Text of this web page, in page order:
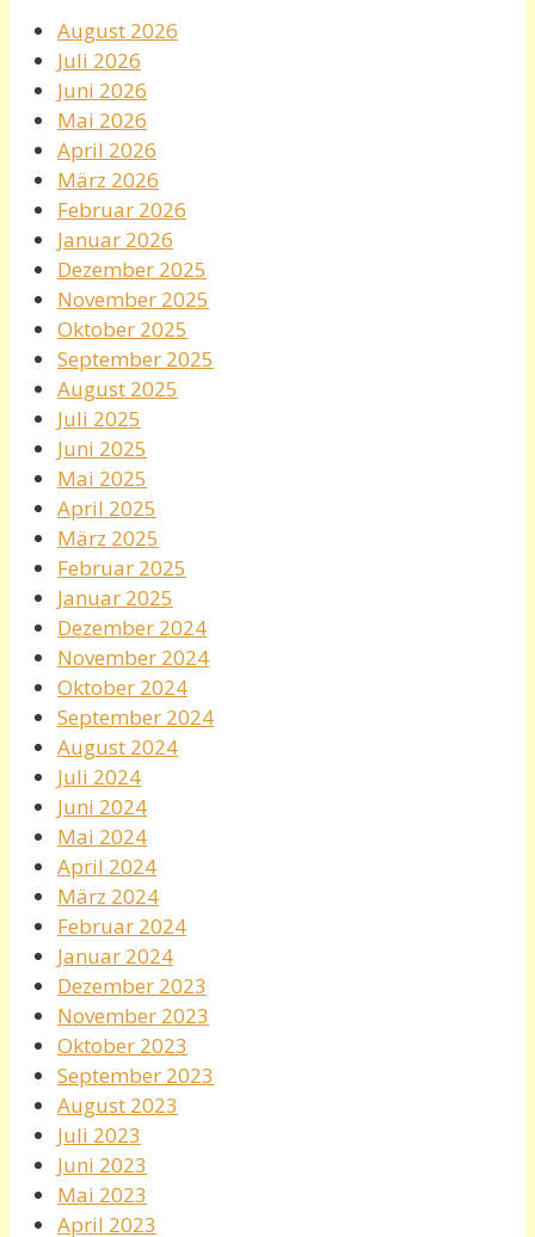
August 2026
Juli 2026
Juni 2026
Mai 2026
April 2026
März 2026
Februar 2026
Januar 2026
Dezember 2025
November 2025
Oktober 2025
September 2025
August 2025
Juli 2025
Juni 2025
Mai 2025
April 2025
März 2025
Februar 2025
Januar 2025
Dezember 2024
November 2024
Oktober 2024
September 2024
August 2024
Juli 2024
Juni 2024
Mai 2024
April 2024
März 2024
Februar 2024
Januar 2024
Dezember 2023
November 2023
Oktober 2023
September 2023
August 2023
Juli 2023
Juni 2023
Mai 2023
April 2023